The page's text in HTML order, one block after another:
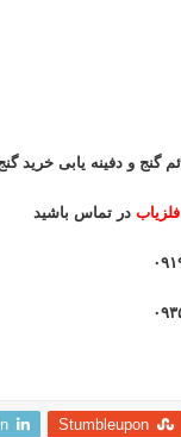
گنج و دفینه یابی خرید
در تماس باشید
Stumbleupon